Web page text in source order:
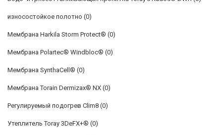
износостойкое полотно (0)
Мембрана Harkila Storm Protect® (0)
Мембрана Polartec® Windbloc® (0)
Мембрана SynthaCell® (0)
Мембрана Torain Dermizax® NX (0)
Регулируемый подогрев Clim8 (0)
Утеплитель Toray 3DeFX+® (0)